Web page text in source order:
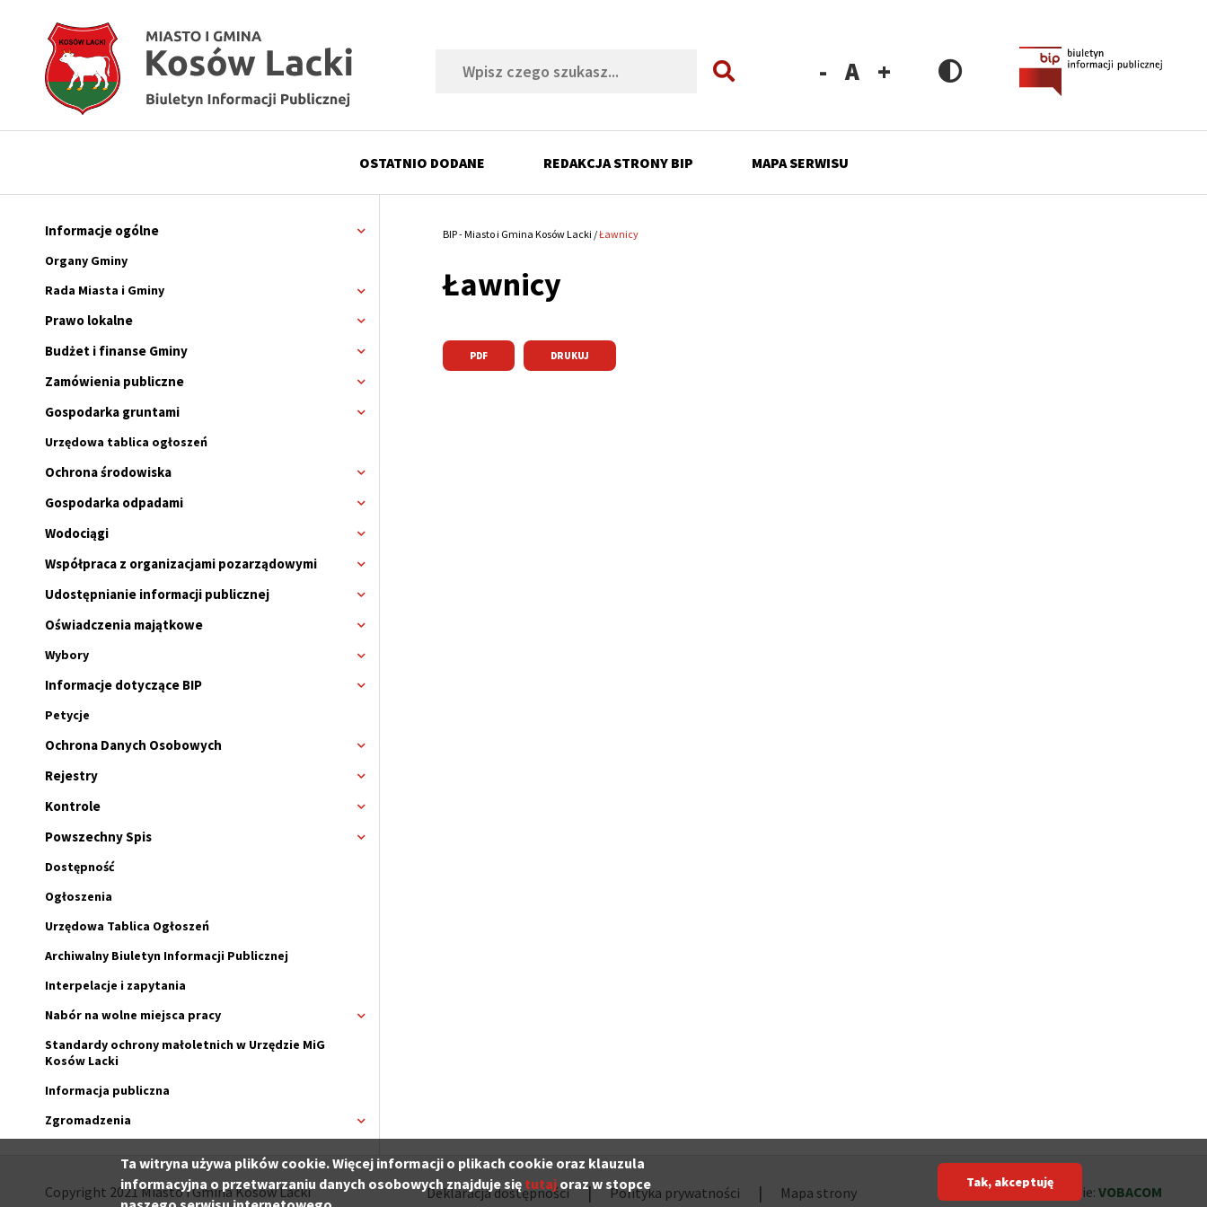
Przejdź
menu
Przejdź
treści
Przejdź
wyszukiwania
Przejdź
stopki
czcionkiczcionkiczcionki
OSTATNIO DODANE REDAKCJA STRONY BIP MAPA SERWISU
Główne
menu
serwisu
Informacje ogólne
Rozwiń
Organy Gminy
Rada Miasta i Gminy
Rozwiń
Rada
i
Gminy
Prawo lokalne
Rozwiń
Budżet i finanse Gminy
Rozwiń
Zamówienia publiczne
Rozwiń
Gospodarka gruntami
Rozwiń
Urzędowa tablica ogłoszeń
Ochrona środowiska
Rozwiń
Gospodarka odpadami
Rozwiń
Wodociągi
Rozwiń
Współpraca z organizacjami pozarządowymi
Rozwiń
Udostępnianie informacji publicznej
Rozwiń
Oświadczenia majątkowe
Rozwiń
Wybory
Rozwiń
Wybory
Informacje dotyczące BIP
Rozwiń
Petycje
Ochrona Danych Osobowych
Rozwiń
Rejestry
Rozwiń
Kontrole
Rozwiń
Powszechny Spis
Rozwiń
Dostępność
Ogłoszenia
Urzędowa Tablica Ogłoszeń
Archiwalny Biuletyn Informacji Publicznej
Interpelacje i zapytania
Nabór na wolne miejsca pracy
Rozwiń
pracy
Standardy ochrony małoletnich w Urzędzie MiG
Kosów Lacki
Informacja publiczna
Zgromadzenia
Rozwiń
menu
Zgromadzenia
nawigacyjna
BIP - Miasto i Gmina Kosów Lacki Ławnicy
Ławnicy
PDF DRUKUJ
Copyright 2021 Miasto i Gmina Kosów Lacki Deklaracja dostępności Polityka prywatności Mapa strony Projekt i wykonanie: VOBACOM
Ta witryna używa plików cookie. Więcej informacji o plikach cookie oraz klauzula
informacyjna o przetwarzaniu danych osobowych znajduje się tutajoraz w stopce
Tak, akceptuję